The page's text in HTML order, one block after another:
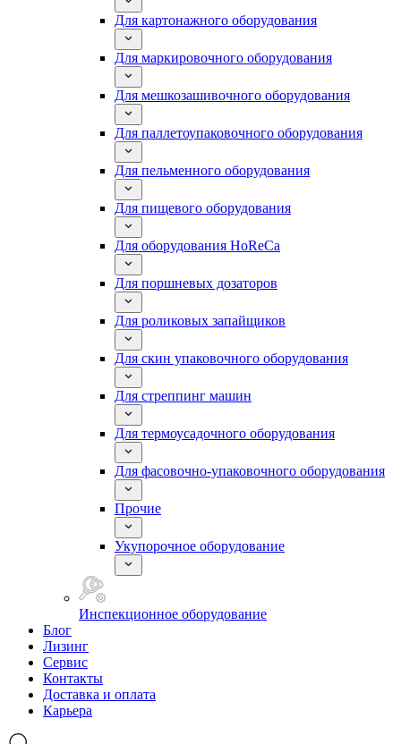
Для картонажного оборудования
Для маркировочного оборудования
Для мешкозашивочного оборудования
Для паллетоупаковочного оборудования
Для пельменного оборудования
Для пищевого оборудования
Для оборудования HoReCa
Для поршневых дозаторов
Для роликовых запайщиков
Для скин упаковочного оборудования
Для стреппинг машин
Для термоусадочного оборудования
Для фасовочно-упаковочного оборудования
Прочие
Укупорочное оборудование
Инспекционное оборудование
Блог
Лизинг
Сервис
Контакты
Доставка и оплата
Карьера